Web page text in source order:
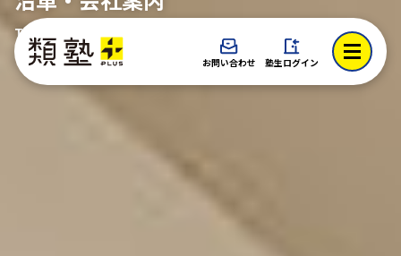
お問い合わせ 塾生ログイン
TOP > 沿革・会社案内